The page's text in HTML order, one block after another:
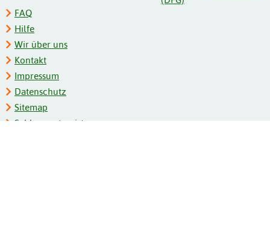
FAQ
Hilfe
Wir über uns
Kontakt
Impressum
Datenschutz
Sitemap
Schlagwortregister